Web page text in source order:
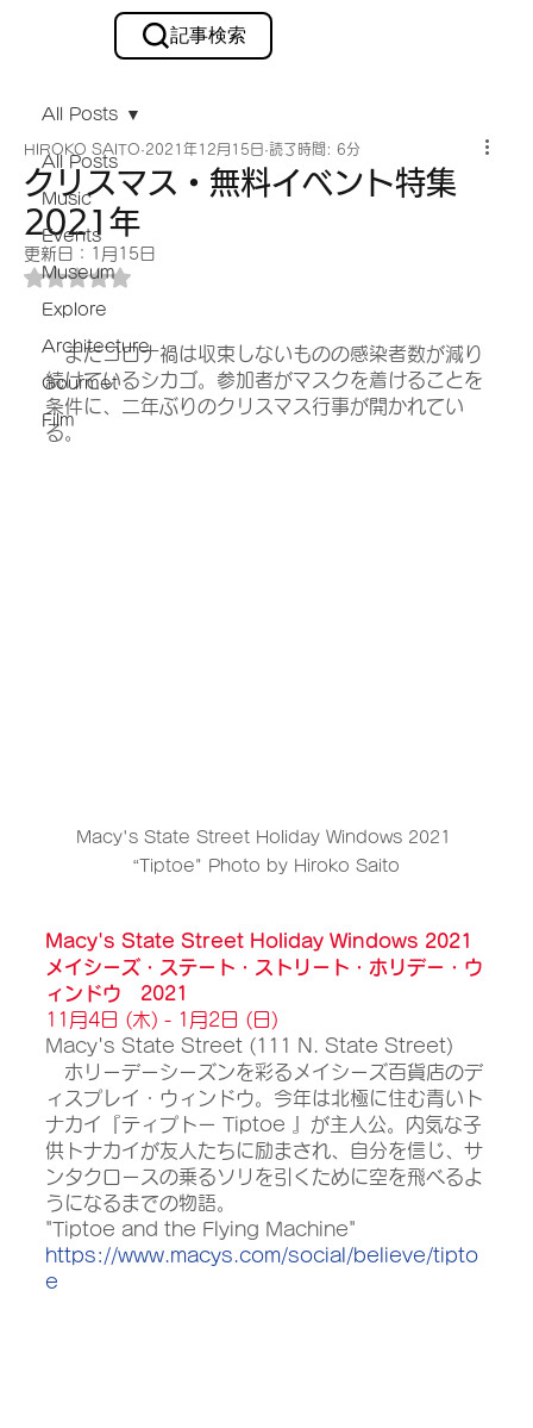
記事検索
All Posts
Music
Events
Museum
Explore
Architecture
Gourmet
Film
All Posts
クリスマス・無料イベント特集
2021年
HIROKO SAITO 2021年12月15日 読了時間: 6分
更新日： 1月15日
5つ星のうちNaNと評価されています。
まだコロナ禍は収束しないものの感染者数が減り
続けているシカゴ。参加者がマスクを着けることを
条件に、二年ぶりのクリスマス行事が開かれてい
る。
Macy's State Street Holiday Windows 2021
“Tiptoe" Photo by Hiroko Saito
Macy's State Street Holiday Windows 2021
メイシーズ・ステート・ストリート・ホリデー・ウ
ィンドウ　2021
11月4日 (木) - 1月2日 (日)
Macy's State Street (111 N. State Street)
ホリーデーシーズンを彩るメイシーズ百貨店のデ
ィスプレイ・ウィンドウ。今年は北極に住む青いト
ナカイ『ティプトー Tiptoe 』が主人公。内気な子
供トナカイが友人たちに励まされ、自分を信じ、サ
ンタクロースの乗るソリを引くために空を飛べるよ
うになるまでの物語。
"Tiptoe and the Flying Machine"
https://www.macys.com/social/believe/tipto
e